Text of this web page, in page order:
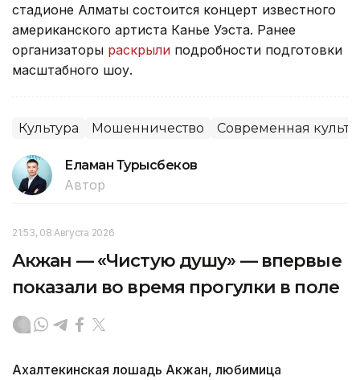
стадионе Алматы состоится концерт известного
американского артиста Канье Уэста. Ранее
организаторы раскрыли подробности подготовки
масштабного шоу.
Культура Мошенничество Современная
Еламан Турысбеков
Автор
21:53, 08 Августа 2026
Акжан — «Чистую душу» — впервые
показали во время прогулки в поле
Ахалтекинская лошадь Акжан, любимица